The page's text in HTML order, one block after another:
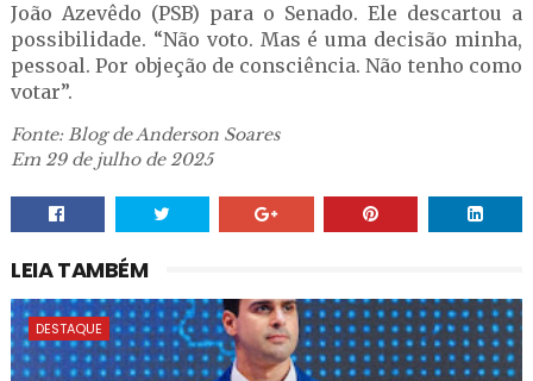
João Azevêdo (PSB) para o Senado. Ele descartou a
possibilidade. “Não voto. Mas é uma decisão minha,
pessoal. Por objeção de consciência. Não tenho como
votar”.
Fonte: Blog de Anderson Soares
Em 29 de julho de 2025
LEIA TAMBÉM
DESTAQUE